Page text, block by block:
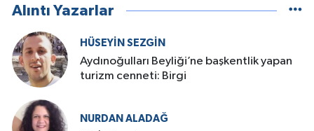
Alıntı Yazarlar
HÜSEYIN SEZGIN
Aydınoğulları Beyliği’ne başkentlik yapan
turizm cenneti: Birgi
NURDAN ALADAĞ